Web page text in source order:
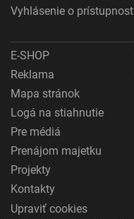
Vyhlásenie o
E-SHOP
Reklama
Mapa stránok
Logá na stiahnutie
Pre médiá
Prenájom majetku
Projekty
Kontakty
Upraviť cookies